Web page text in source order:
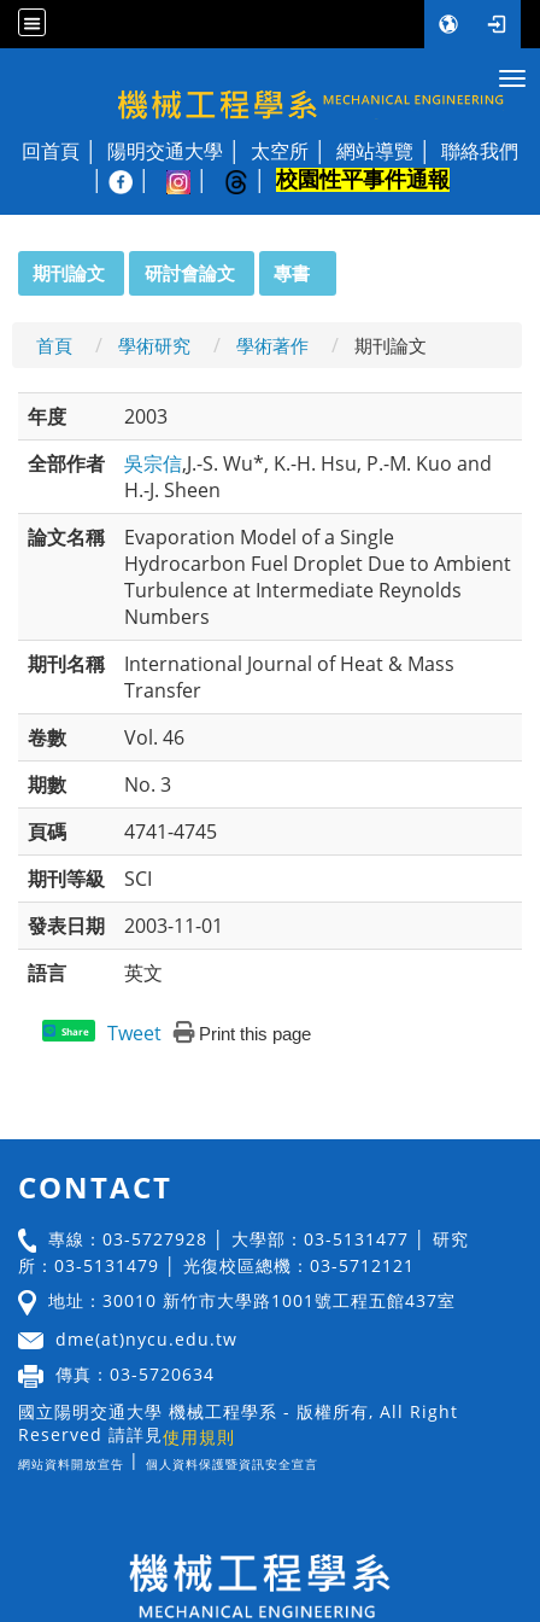
國立陽明交通大學 機械工程學系
回首頁 陽明交通大學 太空所 網站導覽
聯絡我們
校園性平事件通報
期刊論文 研討會論文 專書
首頁 學術研究 學術著作 期刊論文
年度
2003
全部作者
吳宗信,J.-S. Wu*, K.-H. Hsu, P.-M. Kuo and
H.-J. Sheen
論文名稱
Evaporation Model of a Single
Hydrocarbon Fuel Droplet Due to Ambient
Turbulence at Intermediate Reynolds
Numbers
期刊名稱
International Journal of Heat & Mass
Transfer
卷數
Vol. 46
期數
No. 3
頁碼
4741-4745
期刊等級
SCI
發表日期
2003-11-01
語言
英文
Share Tweet Print this page
CONTACT
專線：03-5727928 │ 大學部：03-5131477 │ 研究
所：03-5131479 │ 光復校區總機：03-5712121
地址：30010 新竹市大學路1001號工程五館437室
dme(at)nycu.edu.tw
傳真：03-5720634
國立陽明交通大學 機械工程學系 - 版權所有, All Right
Reserved 請詳見使用規則
網站資料開放宣告 | 個人資料保護暨資訊安全宣言